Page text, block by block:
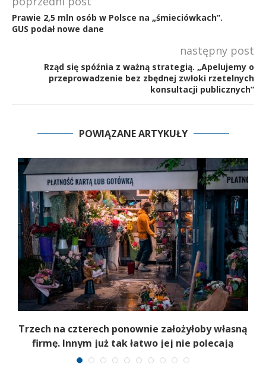
Prawie 2,5 mln osób w Polsce na „śmieciówkach”.
GUS podał nowe dane
następny post
Rząd się spóźnia z ważną strategią. „Apelujemy o
przeprowadzenie bez zbędnej zwłoki rzetelnych
konsultacji publicznych”
POWIĄZANE ARTYKUŁY
Trzech na czterech ponownie założyłoby własną
firmę. Innym już tak łatwo jej nie polecają